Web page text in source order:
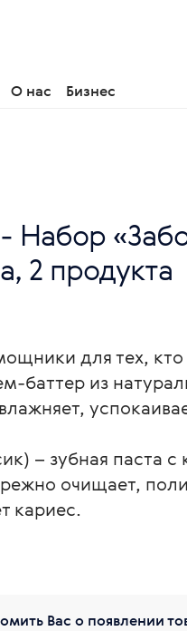
О нас Бизнес
Набор
2 продукта
для тех, кто
баттер из
– зубная паста
очищает,
кариес.
Вас о появлении